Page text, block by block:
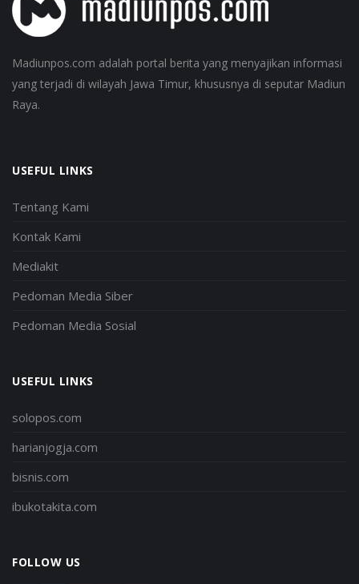
Madiunpos.com adalah portal berita yang menyajikan informasi
yang terjadi di wilayah Jawa Timur, khususnya di seputar Madiun
Raya.
USEFUL LINKS
Tentang Kami
Kontak Kami
Mediakit
Pedoman Media Siber
Pedoman Media Sosial
USEFUL LINKS
solopos.com
harianjogja.com
bisnis.com
ibukotakita.com
FOLLOW US